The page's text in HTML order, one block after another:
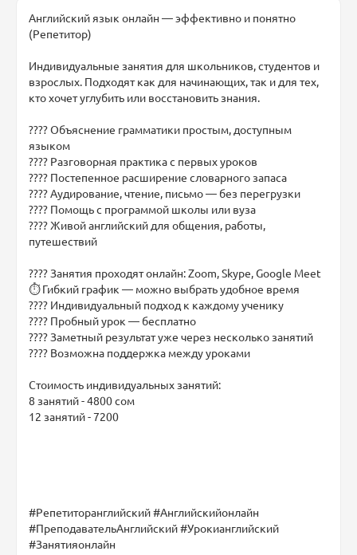
Английский язык онлайн — эффективно и понятно
(Репетитор)
Индивидуальные занятия для школьников, студентов и
взрослых. Подходят как для начинающих, так и для тех,
кто хочет углубить или восстановить знания.
???? Объяснение грамматики простым, доступным
языком
???? Разговорная практика с первых уроков
???? Постепенное расширение словарного запаса
???? Аудирование, чтение, письмо — без перегрузки
???? Помощь с программой школы или вуза
???? Живой английский для общения, работы,
путешествий
???? Занятия проходят онлайн: Zoom, Skype, Google Meet
⏱ Гибкий график — можно выбрать удобное время
???? Индивидуальный подход к каждому ученику
???? Пробный урок — бесплатно
???? Заметный результат уже через несколько занятий
???? Возможна поддержка между уроками
Стоимость индивидуальных занятий:
8 занятий - 4800 сом
12 занятий - 7200
#Репетиторанглийский #Английскийонлайн
#ПреподавательАнглийский #Урокианглийский
#Занятияонлайн